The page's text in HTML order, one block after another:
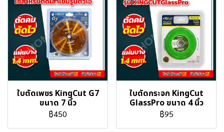
ใบตัดเพชร KingCut G7
ขนาด 7 นิ้ว
฿450
ใบตัดกระจก KingCut
GlassPro ขนาด 4 นิ้ว
฿95